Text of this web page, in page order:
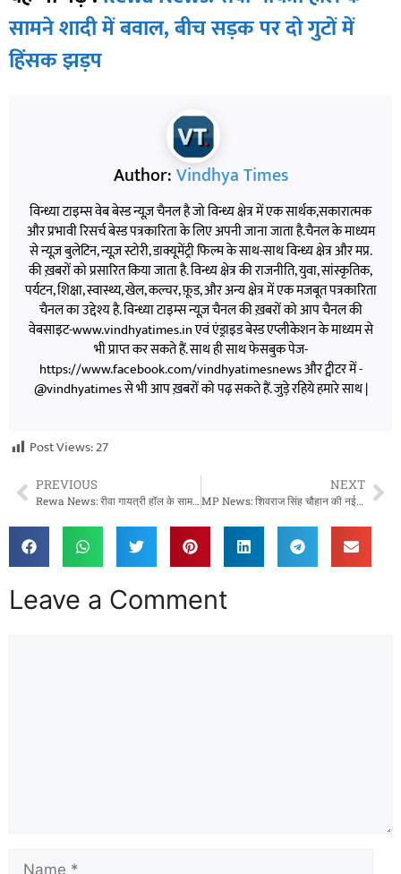
सामने शादी में बवाल, बीच सड़क पर दो गुटों में
हिंसक झड़प
Author:Vindhya Times
विन्ध्या टाइम्स वेब बेस्ड न्यूज़ चैनल है जो विन्ध्य क्षेत्र में एक सार्थक,सकारात्मक
और प्रभावी रिसर्च बेस्ड पत्रकारिता के लिए अपनी जाना जाता है.चैनल के माध्यम
से न्यूज़ बुलेटिन, न्यूज़ स्टोरी, डाक्यूमेंट्री फिल्म के साथ-साथ विन्ध्य क्षेत्र और मप्र.
की ख़बरों को प्रसारित किया जाता है. विन्ध्य क्षेत्र की राजनीति, युवा, सांस्कृतिक,
पर्यटन, शिक्षा, स्वास्थ्य, खेल, कल्चर, फ़ूड, और अन्य क्षेत्र में एक मजबूत पत्रकारिता
चैनल का उद्देश्य है. विन्ध्या टाइम्स न्यूज़ चैनल की ख़बरों को आप चैनल की
वेबसाइट-www.vindhyatimes.in एवं एंड्राइड बेस्ड एप्लीकेशन के माध्यम से
भी प्राप्त कर सकते हैं. साथ ही साथ फेसबुक पेज-
https://www.facebook.com/vindhyatimesnews और ट्वीटर में -
@vindhyatimes से भी आप ख़बरों को पढ़ सकते हैं. जुड़े रहिये हमारे साथ |
Post Views:27
PREVIOUS
Rewa News: रीवा गायत्री हॉल के सामने शादी में बवाल, बीच सड़क पर दो गुटों में हिंसक झड़प
NEXT
MP News: शिवराज सिंह चौहान की नई किताब ‘अपनापन’, पीएम मोदी के जीवन पर आधारित
Leave a Comment